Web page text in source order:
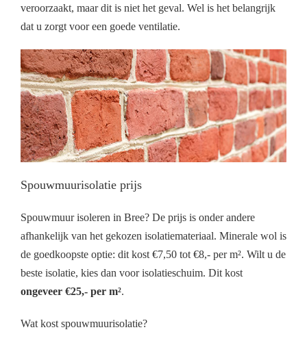
veroorzaakt, maar dit is niet het geval. Wel is het belangrijk
dat u zorgt voor een goede ventilatie.
Spouwmuurisolatie prijs
Spouwmuur isoleren in Bree? De prijs is onder andere
afhankelijk van het gekozen isolatiemateriaal. Minerale wol is
de goedkoopste optie: dit kost €7,50 tot €8,- per m². Wilt u de
beste isolatie, kies dan voor isolatieschuim. Dit kost
ongeveer €25,- per m².
Wat kost spouwmuurisolatie?